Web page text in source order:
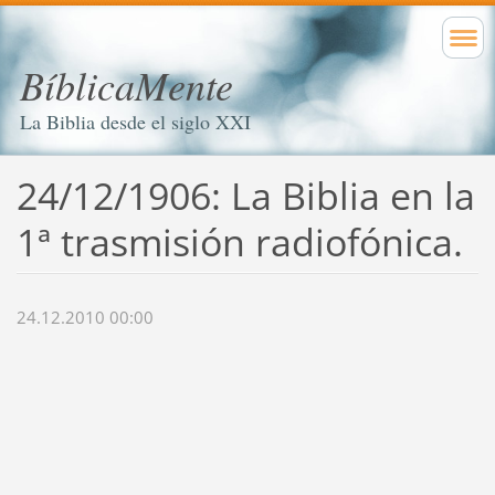
BíblicaMente
La Biblia desde el siglo XXI
24/12/1906: La Biblia en la
1ª trasmisión radiofónica.
24.12.2010 00:00